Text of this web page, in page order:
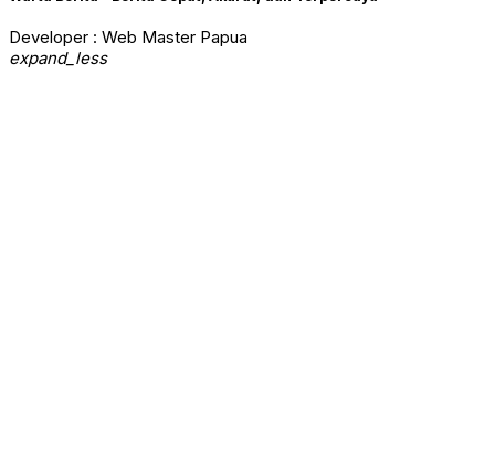
Developer : Web Master Papua
expand_less